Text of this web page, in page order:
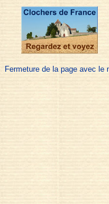
Fermeture de la page avec le